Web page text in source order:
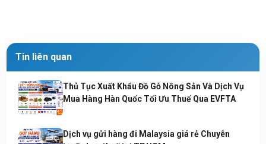
Tin liên quan
Thủ Tục Xuất Khẩu Đồ Gỗ Nông Sản Và Dịch Vụ
Mua Hàng Hàn Quốc Tối Ưu Thuế Qua EVFTA
Dịch vụ gửi hàng đi Malaysia giá rẻ Chuyên